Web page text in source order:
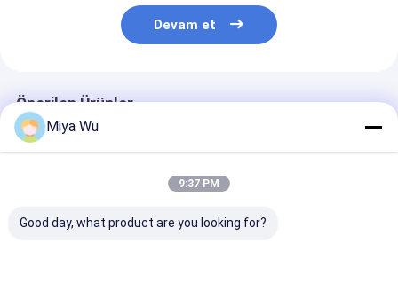
Devam et
Önerilen Ürünler
Miya Wu
9:37 PM
Good day, what product are you looking for?